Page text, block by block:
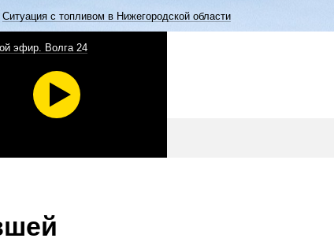
Ситуация с топливом в Нижегородской области
эфир. Волга 24